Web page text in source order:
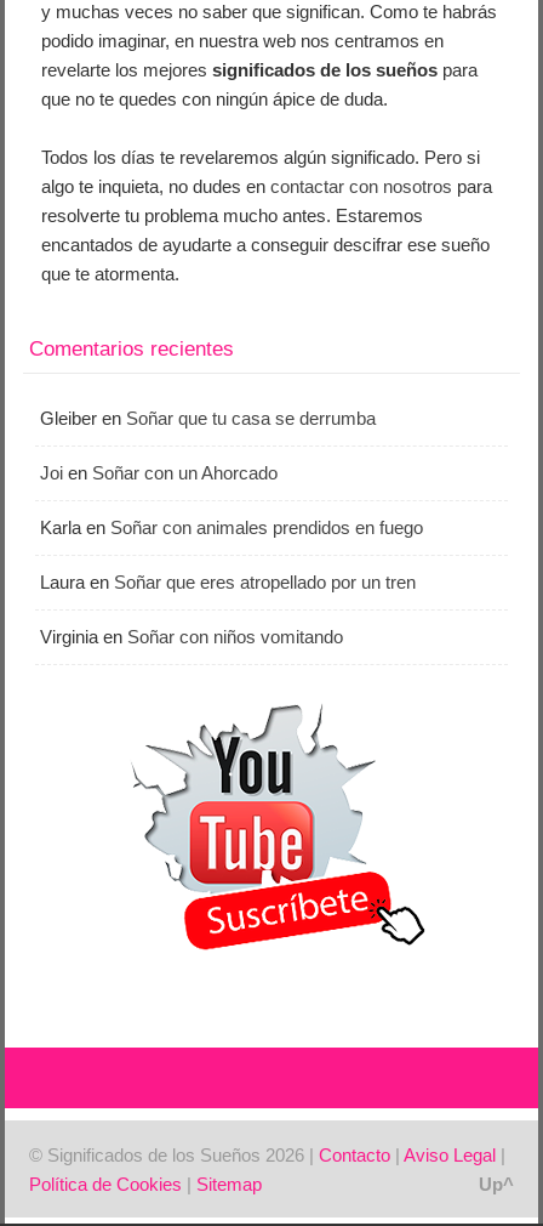
y muchas veces no saber que significan. Como te habrás
podido imaginar, en nuestra web nos centramos en
revelarte los mejoressignificados de los sueños para
que no te quedes con ningún ápice de duda.
Todos los días te revelaremos algún significado. Pero si
algo te inquieta, no dudes encontactar con nosotros para
resolverte tu problema mucho antes. Estaremos
encantados de ayudarte a conseguir descifrar ese sueño
que te atormenta.
Comentarios recientes
Gleiber en Soñar que tu casa se derrumba
Joi en Soñar con un Ahorcado
Karla en Soñar con animales prendidos en fuego
Laura en Soñar que eres atropellado por un tren
Virginia en Soñar con niños vomitando
© Significados de los Sueños 2026 |Contacto |Aviso Legal |
Política de Cookies | Sitemap